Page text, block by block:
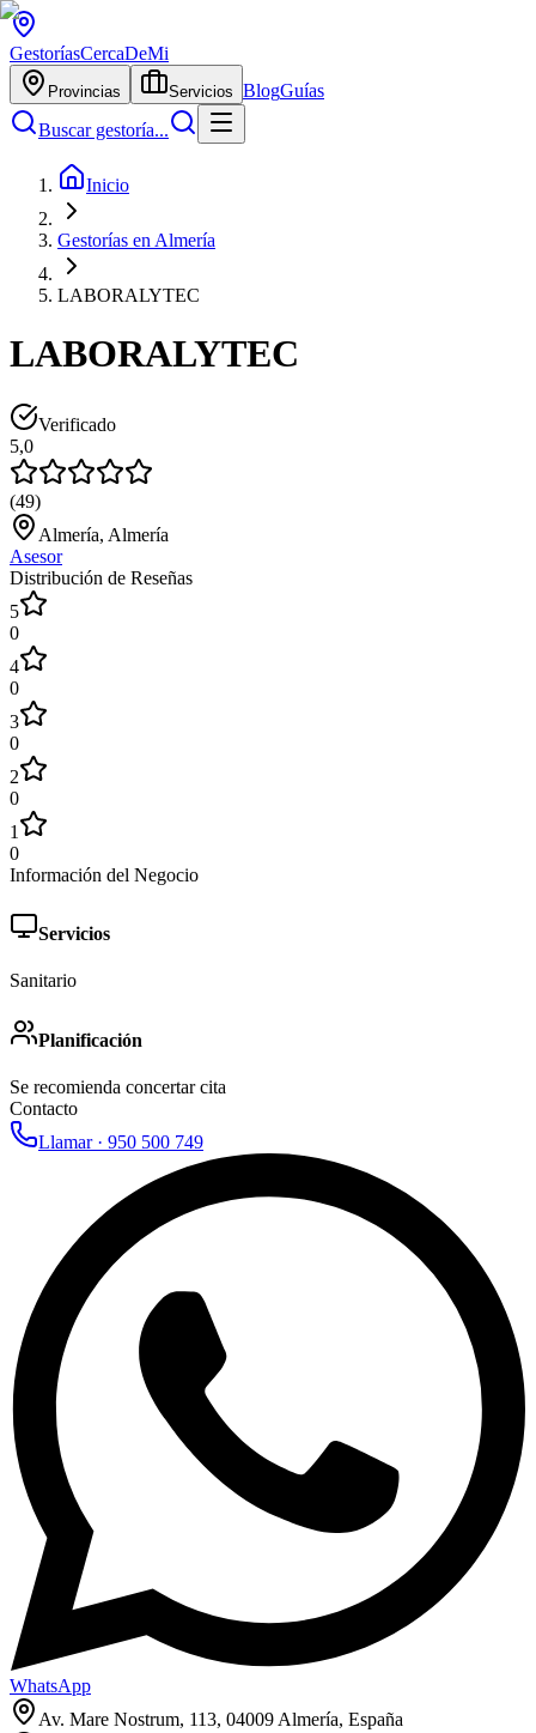
GestoríasCercaDeMi
Provincias Servicios BlogGuías
Buscar gestoría...
Inicio
Gestorías en Almería
LABORALYTEC
LABORALYTEC
Verificado
5,0
(49)
Almería, Almería
Asesor
Distribución de Reseñas
5
0
4
0
3
0
2
0
1
0
Información del Negocio
Servicios
Sanitario
Planificación
Se recomienda concertar cita
Contacto
Llamar · 950 500 749
WhatsApp
Av. Mare Nostrum, 113, 04009 Almería, España